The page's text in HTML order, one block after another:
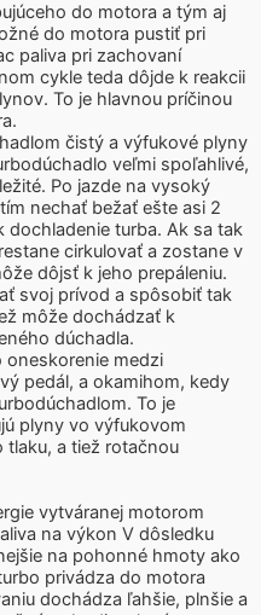
do motora a tým aj
do motora pustiť pri
paliva pri zachovaní
cykle teda dôjde k reakcii
To je hlavnou príčinou
čistý a výfukové plyny
veľmi spoľahlivé,
Po jazde na vysoký
nechať bežať ešte asi 2
turba. Ak sa tak
cirkulovať a zostane v
dôjsť k jeho prepáleniu.
svoj prívod a spôsobiť tak
môže dochádzať k
dúchadla.
oneskorenie medzi
pedál, a okamihom, kedy
To je
plyny vo výfukovom
tlaku, a tiež rotačnou
vytváranej motorom
na výkon V dôsledku
na pohonné hmoty ako
privádza do motora
dochádza ľahšie, plnšie a